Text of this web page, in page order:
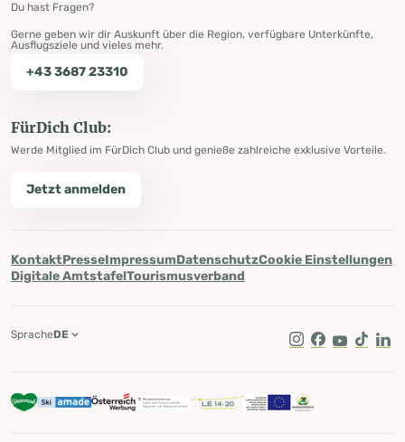
Du hast Fragen?
Gerne geben wir dir Auskunft über die Region, verfügbare Unterkünfte,
Ausflugsziele und vieles mehr.
+43 3687 23310
FürDich Club:
Werde Mitglied im FürDich Club und genieße zahlreiche exklusive Vorteile.
Jetzt anmelden
KontaktPresseImpressumDatenschutzCookie Einstellungen
Digitale AmtstafelTourismusverband
Instagram
Facebook
Youtube
Tik Tok
SpracheDE